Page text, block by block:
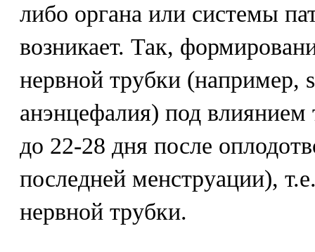
либо органа или системы
возникает. Так,
нервной трубки (например,
анэнцефалия) под влиянием
до 22-28 дня после
последней менструации),
нервной трубки.